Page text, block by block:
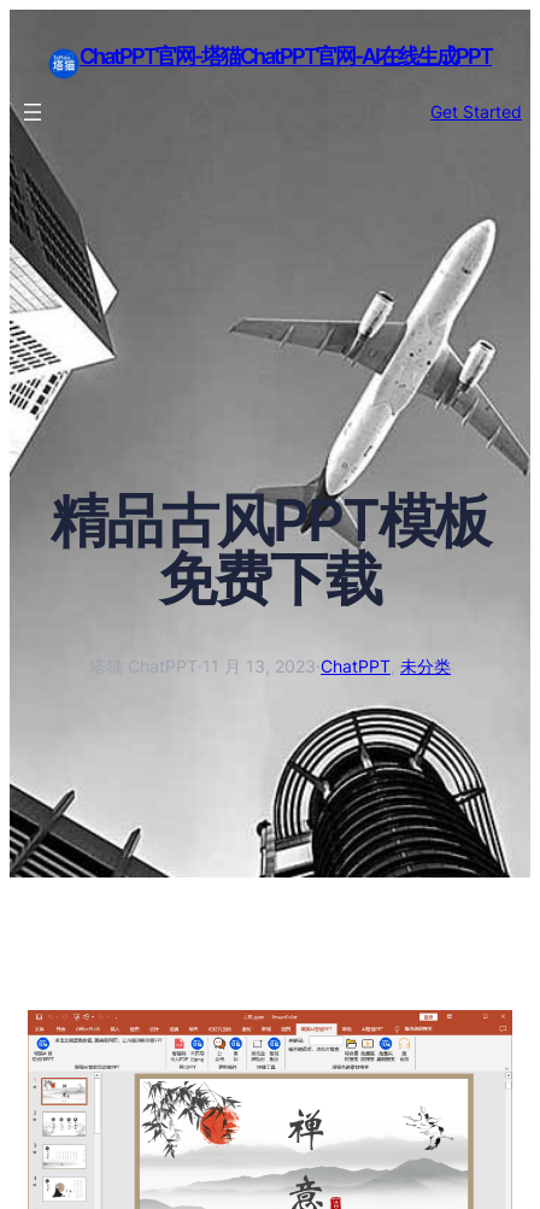
ChatPPT官网-塔猫ChatPPT官网-AI在线生成PPT
Get Started
精品古风PPT模板
免费下载
塔猫 ChatPPT·11 月 13, 2023·ChatPPT 未分类